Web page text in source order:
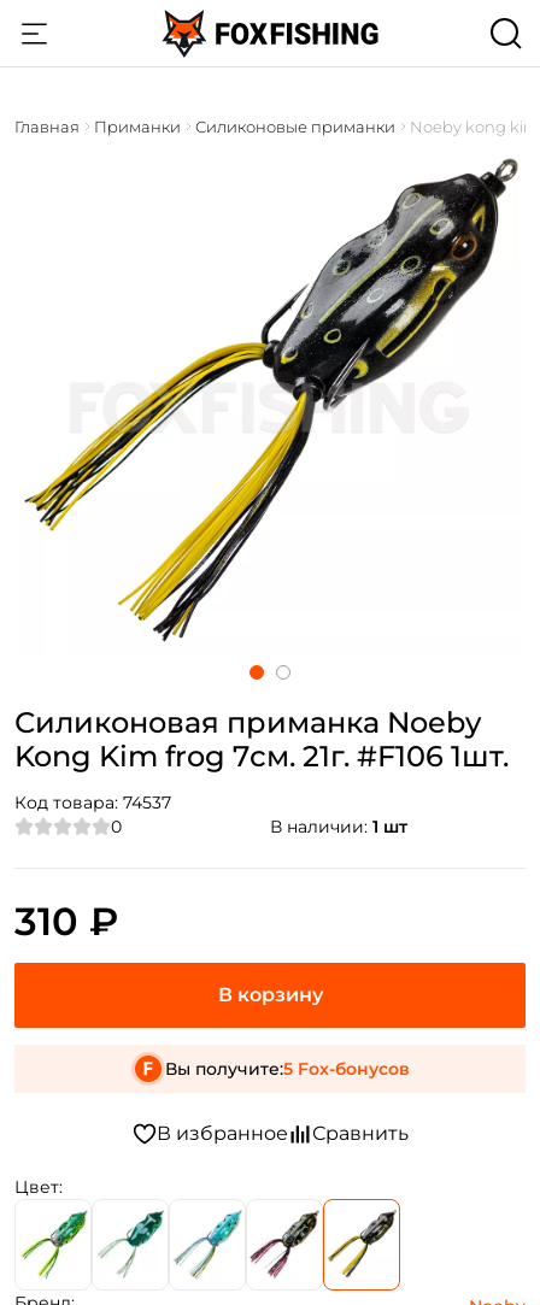
Главная Приманки Силиконовые приманки Noeby kong
Силиконовая приманка Noeby
Kong Kim frog 7см. 21г. #F106 1шт.
Код товара: 74537
0
В наличии: 1 шт
Цвет:
310 ₽
Вы получите:5 Fox-бонусов